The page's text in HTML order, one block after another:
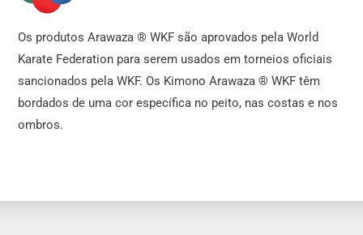
Os produtos Arawaza ® WKF são aprovados pela World
Karate Federation para serem usados ​​em torneios oficiais
sancionados pela WKF. Os Kimono Arawaza ® WKF têm
bordados de uma cor específica no peito, nas costas e nos
ombros.